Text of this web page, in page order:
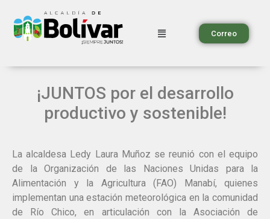
Correo
¡JUNTOS por el desarrollo
productivo y sostenible!
La alcaldesa Ledy Laura Muñoz se reunió con el equipo
de la Organización de las Naciones Unidas para la
Alimentación y la Agricultura (FAO) Manabí, quienes
implementan una estación meteorológica en la comunidad
de Río Chico, en articulación con la Asociación de